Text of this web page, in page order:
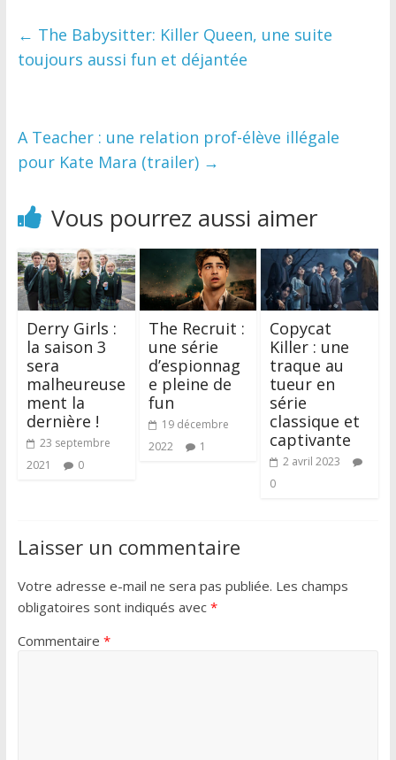
← The Babysitter: Killer Queen, une suite
toujours aussi fun et déjantée
A Teacher : une relation prof-élève illégale
pour Kate Mara (trailer) →
Vous pourrez aussi aimer
Derry Girls :
la saison 3
sera
malheureuse
ment la
dernière !
23 septembre
2021
0
The Recruit :
une série
d’espionnag
e pleine de
fun
19 décembre
2022
1
Copycat
Killer : une
traque au
tueur en
série
classique et
captivante
2 avril 2023
0
Laisser un commentaire
Votre adresse e-mail ne sera pas publiée. Les champs
obligatoires sont indiqués avec *
Commentaire *